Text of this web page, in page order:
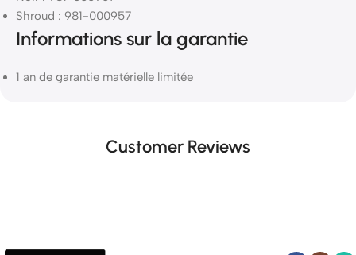
Shroud : 981-000957
Informations sur la garantie
1 an de garantie matérielle limitée
Customer Reviews